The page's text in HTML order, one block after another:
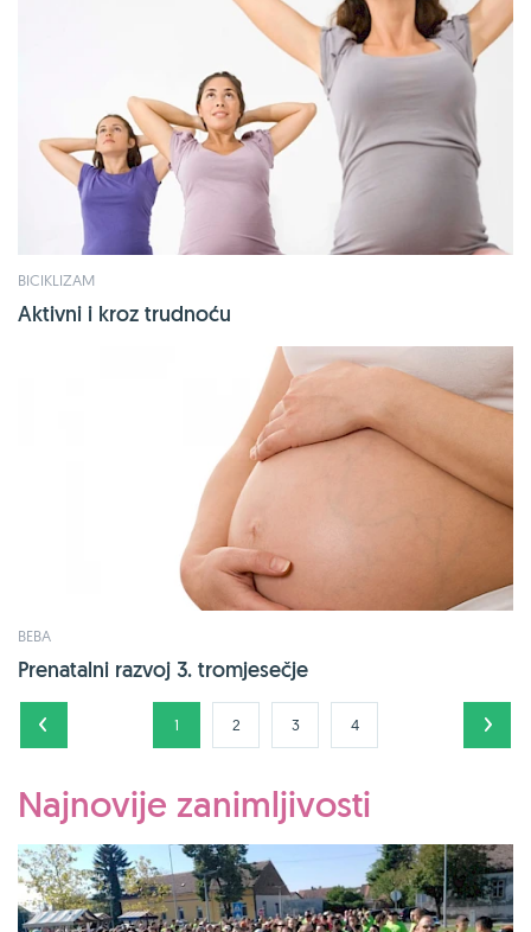
BICIKLIZAM
Aktivni i kroz trudnoću
BEBA
Prenatalni razvoj 3. tromjesečje
1 2 3 4
Najnovije zanimljivosti